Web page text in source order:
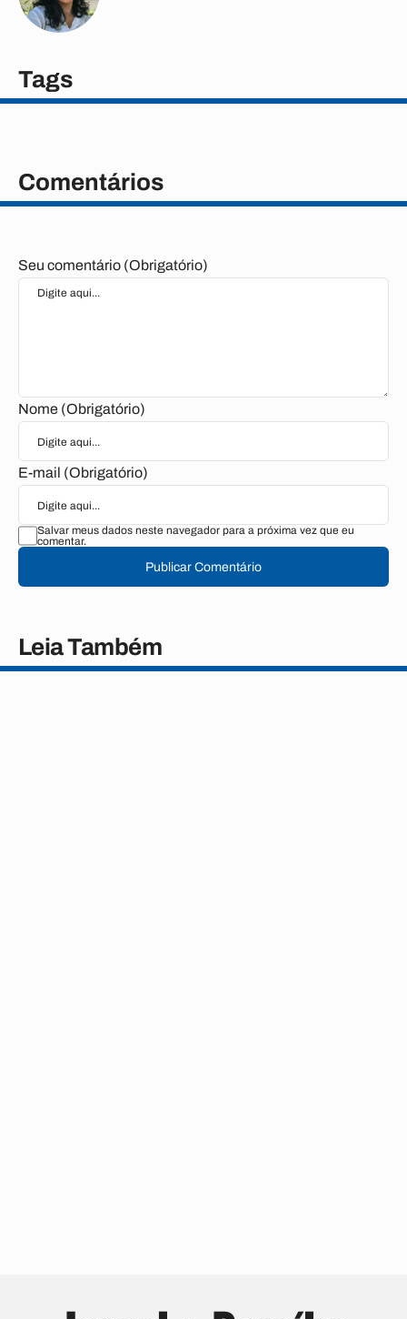
Tags
Comentários
Seu comentário (Obrigatório)
Nome (Obrigatório)
E-mail (Obrigatório)
Salvar meus dados neste navegador para a próxima vez que eu
comentar.
Publicar Comentário
Leia Também